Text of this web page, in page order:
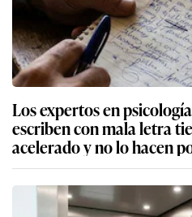
Los expertos en
escriben con mala letra
acelerado y no lo hacen